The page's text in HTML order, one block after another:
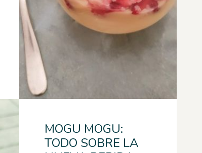
MOGU MOGU:
TODO SOBRE LA